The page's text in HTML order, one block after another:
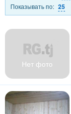
Показывать по: 25
Нет фото